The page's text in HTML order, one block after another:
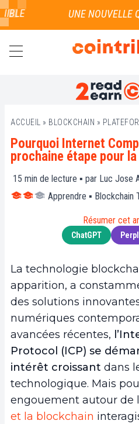
ACCUEIL » BLOCKCHAIN »
Pourquoi Internet
prochaine étape pour
15 min de lecture ▪ par Luc Jose
Apprendre ▪ Blockchain
Résumer cet
ChatGPT
La technologie
apparition, a
des solutions
numériques
avancées récentes,
Protocol (ICP) se
intérêt croissant dans
technologique. Mais
engouement autour de
et la blockchain